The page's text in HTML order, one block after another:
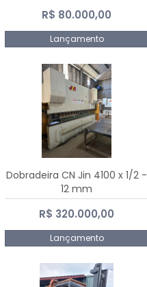
Powermax 45 xp
R$ 80.000,00
Lançamento
Dobradeira CN Jin 4100 x 1/2 -
12 mm
R$ 320.000,00
Lançamento